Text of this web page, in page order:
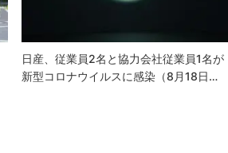
日産、従業員2名と協力会社従業員1名が
新型コロナウイルスに感染（8月18日…